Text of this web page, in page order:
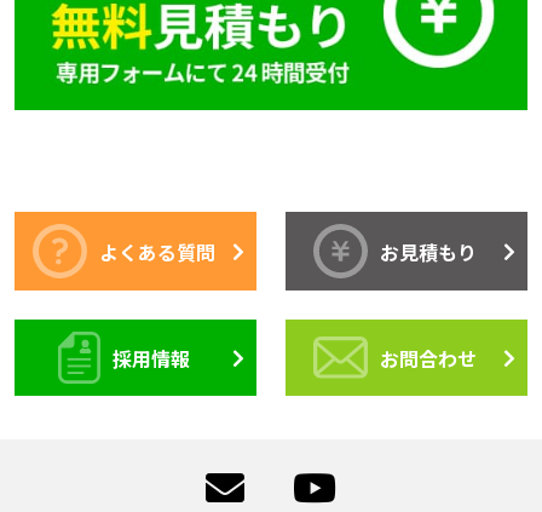
よくある質問 お見積もり
採用情報 お問合わせ